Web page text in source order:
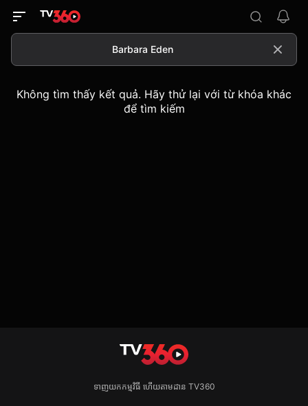
Không tìm thấy kết quả. Hãy thử lại với từ khóa khác
để tìm kiếm
ទាញយកកម្មវិធី ហើយតាមដាន TV360